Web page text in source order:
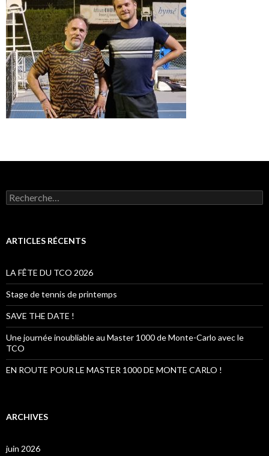
R
e
e
h
e
r
:
ARTICLES RÉCENTS
LA FÊTE DU TCO 2026
Stage de tennis de printemps
SAVE THE DATE !
Une journée inoubliable au Master 1000 de Monte-Carlo avec le
TCO
EN ROUTE POUR LE MASTER 1000 DE MONTE CARLO !
ARCHIVES
juin 2026